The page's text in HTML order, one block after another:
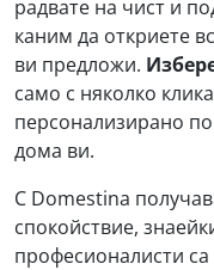
радвате на чист и
каним да откриете
ви предложи.
само с няколко
персонализирано
дома ви.
С Domestina
спокойствие,
професионалисти